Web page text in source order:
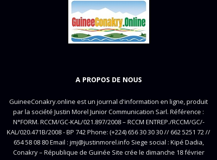
A PROPOS DE NOUS
GuineeConakry.online est un journal d'information en ligne, produit
par la société Justin Morel Junior Communication Sarl. Référence :
N°FORM. RCCM/GC-KAL/021.897/2008 – RCCM ENTREP./RCCM/GC/-
KAL/020.471B/2008 - BP 742 Phone: (+224) 656 30 30 30 // 662 5251 72 //
654 58 08 80 Email : jmj@justinmorel.info Siege social : Kipé Dadia,
Conakry – République de Guinée Site crée le dimanche 18 février